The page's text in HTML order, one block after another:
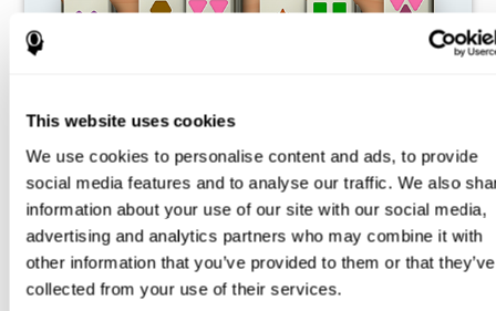
This website uses cookies
We use cookies to personalise content and ads, to provide
social media features and to analyse our traffic. We also
information about your use of our site with our social media,
advertising and analytics partners who may combine it with
other information that you’ve provided to them or that they’ve
collected from your use of their services.
Маджонг